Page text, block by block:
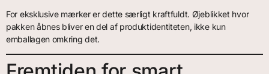
For eksklusive mærker er dette særligt kraftfuldt. Øjeblikket hvor
pakken åbnes bliver en del af produktidentiteten, ikke kun
emballagen omkring det.